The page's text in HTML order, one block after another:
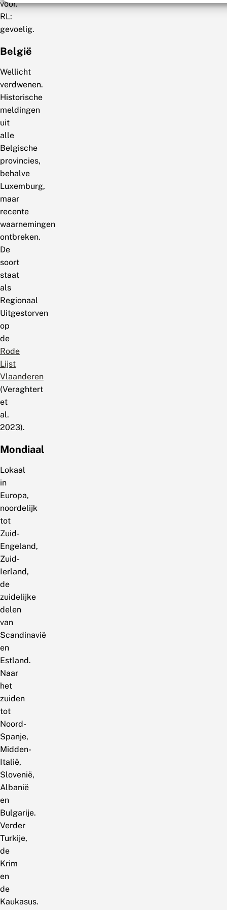
voor.
RL:
gevoelig.
België
Wellicht
verdwenen.
Historische
meldingen
uit
alle
Belgische
provincies,
behalve
Luxemburg,
maar
recente
waarnemingen
ontbreken.
De
soort
staat
als
Regionaal
Uitgestorven
op
de
Rode
Lijst
Vlaanderen
(Veraghtert
et
al.
2023).
Mondiaal
Lokaal
in
Europa,
noordelijk
tot
Zuid-
Engeland,
Zuid-
Ierland,
de
zuidelijke
delen
van
Scandinavië
en
Estland.
Naar
het
zuiden
tot
Noord-
Spanje,
Midden-
Italië,
Slovenië,
Albanië
en
Bulgarije.
Verder
Turkije,
de
Krim
en
de
Kaukasus.